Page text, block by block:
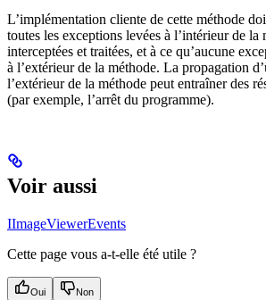
L’implémentation cliente de cette méthode
toutes les exceptions levées à l’intérieur de la
interceptées et traitées, et à ce qu’aucune
à l’extérieur de la méthode. La propagation
l’extérieur de la méthode peut entraîner des
(par exemple, l’arrêt du programme).
Voir aussi
IImageViewerEvents
Cette page vous a-t-elle été utile ?
Oui Non